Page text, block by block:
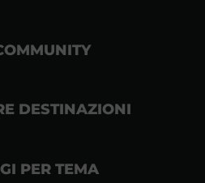
DESTINAZIONI
PER TEMA